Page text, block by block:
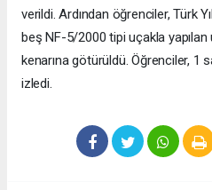
verildi. Ardından öğrenciler, Türk
beş NF-5/2000 tipi uçakla
kenarına götürüldü. Öğrenciler, 1
izledi.